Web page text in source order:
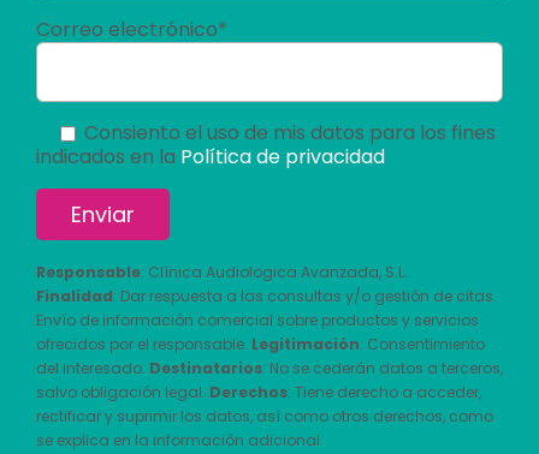
Correo electrónico*
Consiento el uso de mis datos para los fines
indicados en la Política de privacidad
Responsable: Clínica Audiologica Avanzada, S.L.
Finalidad: Dar respuesta a las consultas y/o gestión de citas.
Envío de información comercial sobre productos y servicios
ofrecidos por el responsable. Legitimación: Consentimiento
del interesado. Destinatarios: No se cederán datos a terceros,
salvo obligación legal. Derechos: Tiene derecho a acceder,
rectificar y suprimir los datos, así como otros derechos, como
se explica en la información adicional